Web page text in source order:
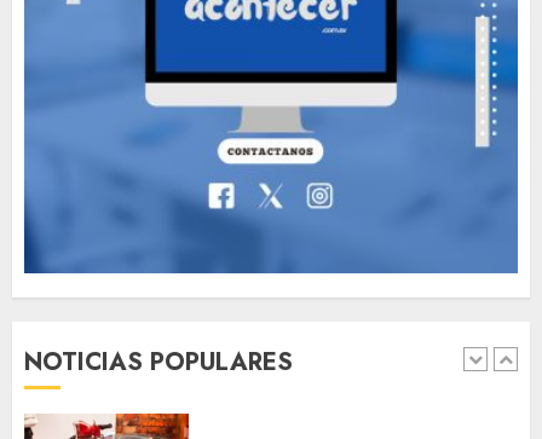
NOTICIAS POPULARES
The full story of
Thailand’s extraordinary
cave rescue
MAYO 14, 2024
1
involucrados en
accidentes durante los
Vacación 2026